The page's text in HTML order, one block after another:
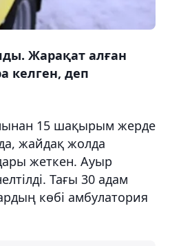
Жарақат алған
келген, деп
15 шақырым жерде
жайдақ жолда
жеткен. Ауыр
Тағы 30 адам
көбі амбулатория